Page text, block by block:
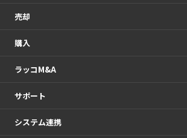
売却
購入
ラッコM&A
サポート
システム連携